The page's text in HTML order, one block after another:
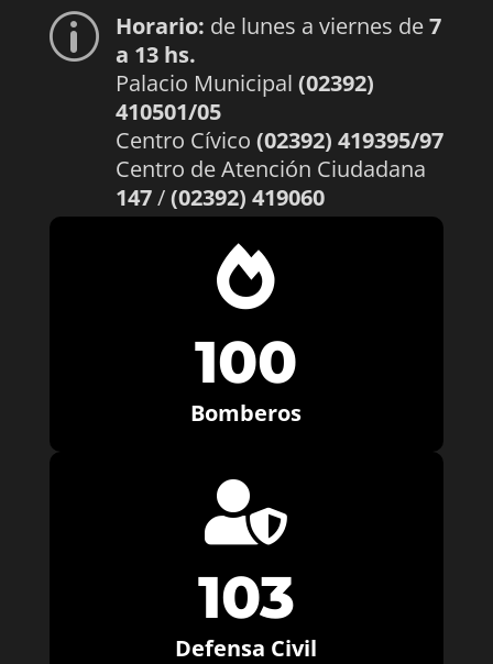
p Horario: de lunes a viernes de7
a 13 hs.
Palacio Municipal (02392)
410501/05
Centro Cívico (02392) 419395/97
Centro de Atención Ciudadana
147/(02392) 419060

100
Bomberos

103
Defensa Civil